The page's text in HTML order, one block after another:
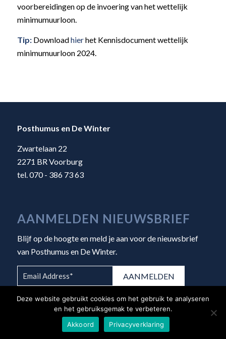
voorbereidingen op de invoering van het wettelijk
minimumuurloon.
Tip: Downloadhierhet Kennisdocument wettelijk
minimumuurloon 2024.
Posthumus en De Winter
Zwartelaan 22
2271 BR Voorburg
tel. 070 - 386 73 63
AANMELDEN NIEUWSBRIEF
Blijf op de hoogte en meld je aan voor de nieuwsbrief
van Posthumus en De Winter.
© Copyright 2026 - Posthumus en De Winter |Algemene voorwaarden
Deze website gebruikt cookies om het gebruik te analyseren
en het gebruiksgemak te verbeteren.
Akkoord
Privacyverklaring